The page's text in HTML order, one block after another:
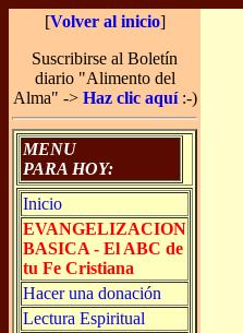
[Volver al inicio]
Suscribirse al Boletín
diario "Alimento del
Alma" -> Haz clic aquí:-)
MENU
PARA HOY:
Inicio
EVANGELIZACION
BASICA - El ABC de
tu Fe Cristiana
Hacer una donación
Lectura Espiritual